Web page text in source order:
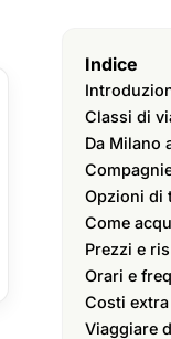
Indice
Classi di
Da Milano
Opzioni di
Come
Prezzi e
Orari e
Costi
Viaggiare